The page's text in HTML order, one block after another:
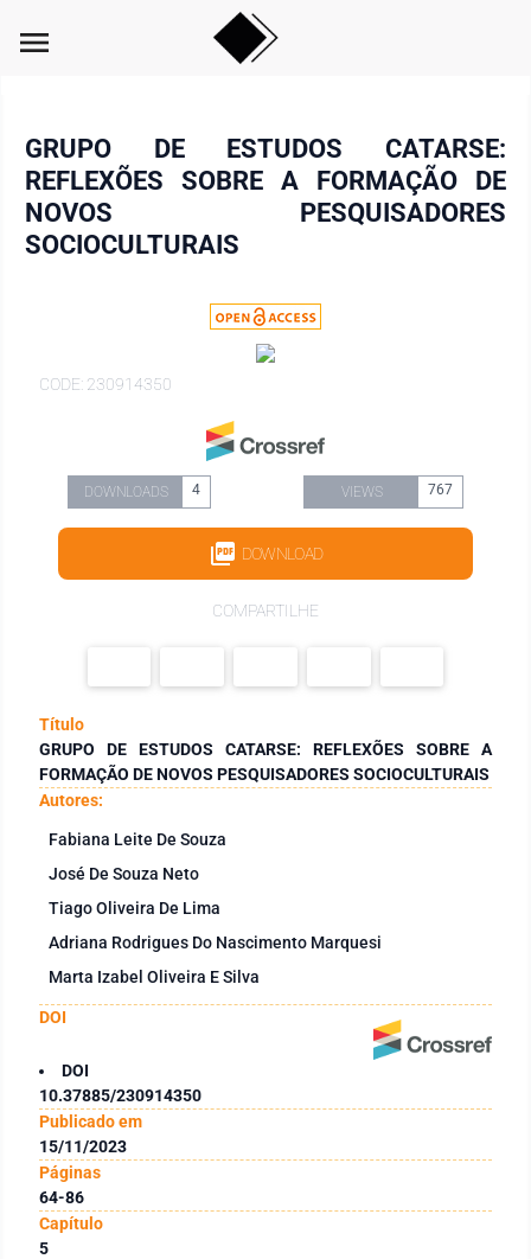
menu
GRUPO DE ESTUDOS CATARSE:
REFLEXÕES SOBRE A FORMAÇÃO DE
NOVOS PESQUISADORES
SOCIOCULTURAIS
CODE: 230914350
DOWNLOADS 4 VIEWS 767
DOWNLOAD
COMPARTILHE
Título
GRUPO DE ESTUDOS CATARSE: REFLEXÕES SOBRE A
FORMAÇÃO DE NOVOS PESQUISADORES SOCIOCULTURAIS
Autores:
Fabiana Leite De Souza
José De Souza Neto
Tiago Oliveira De Lima
Adriana Rodrigues Do Nascimento Marquesi
Marta Izabel Oliveira E Silva
DOI
DOI
10.37885/230914350
Publicado em
15/11/2023
Páginas
64-86
Capítulo
5